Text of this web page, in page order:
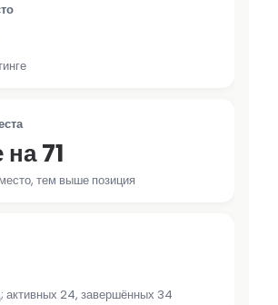
71
тем выше позиция
активных 24, завершённых 34